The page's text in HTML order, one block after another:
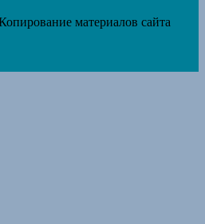
материалов сайта